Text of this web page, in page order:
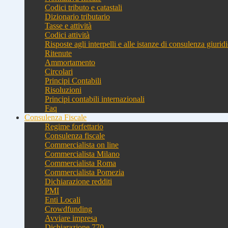
Codici tributo e catastali
Dizionario tributario
Tasse e attività
Codici attività
Risposte agli interpelli e alle istanze di consulenza
Ritenute
Ammortamento
Circolari
Principi Contabili
Risoluzioni
Principi contabili internazionali
Faq
Consulenza Fiscale
Regime forfettario
Consulenza fiscale
Commercialista on line
Commercialista Milano
Commercialista Roma
Commercialista Pomezia
Dichiarazione redditi
PMI
Enti Locali
Crowdfunding
Avviare impresa